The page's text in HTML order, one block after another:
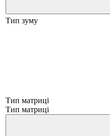
Тип зуму
Тип матриці
Тип матриці